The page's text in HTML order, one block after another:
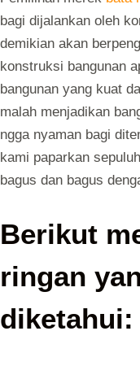
bagi dijalankan oleh
demikian akan
konstruksi bangunan
bangunan yang kuat
malah menjadikan
ngga nyaman bagi
kami paparkan
bagus dan bagus
Berikut
ringan
diketahui: